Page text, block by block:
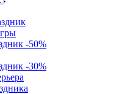
-50%
-30%